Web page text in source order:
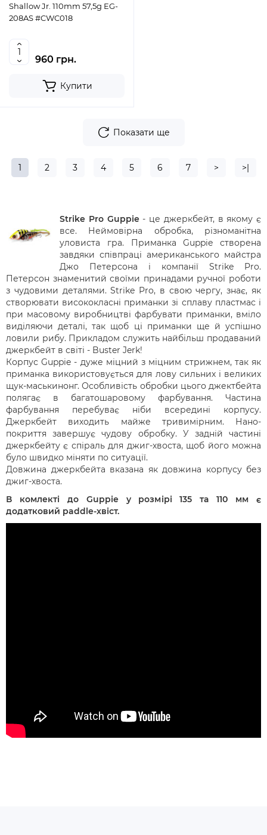
Shallow Jr. 110mm 57,5g EG-
208AS #CWC018
960 грн.
Купити
Показати ще
1 2 3 4 5 6 7 > >|
Strike Pro Guppie- це джеркбейт, в якому є
все. Неймовірна обробка, різноманітна
уловиста гра. Приманка Guppie створена
завдяки співпраці американського майстра
Джо Петерсона і компанії Strike Pro.
Петерсон знаменитий своїми принадами ручної роботи
з чудовими деталями. Strike Pro, в свою чергу, знає, як
створювати висококласні приманки зі сплаву пластмас і
при масовому виробництві фарбувати приманки, вміло
виділяючи деталі, так щоб ці приманки ще й успішно
ловили рибу. Прикладом служить найбільш продаваний
джеркбейт в світі - Buster Jerk!
Корпус Guppie - дуже міцний з міцним стрижнем, так як
приманка використовується для лову сильних і великих
щук-маськинонг. Особливість обробки цього джектбейта
полягає в багатошаровому фарбування. Частина
фарбування перебуває ніби всередині корпусу.
Джеркбейт виходить майже тривимірним. Нано-
покриття завершує чудову обробку. У задній частині
джеркбейту є спіраль для джиг-хвоста, щоб його можна
було швидко міняти по ситуації.
Довжина джеркбейта вказана як довжина корпусу без
джиг-хвоста.
В комлекті до Guppie у розмірі 135 та 110 мм є
додатковий paddle-хвіст.